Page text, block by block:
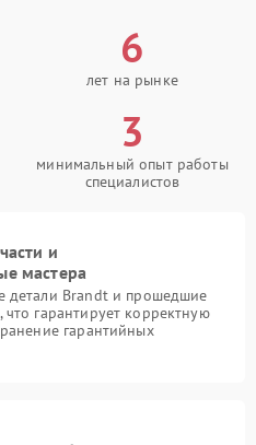
6
лет на рынке
3
минимальный опыт работы
специалистов
и
мастера
детали Brandt и прошедшие
гарантирует корректную
гарантийных